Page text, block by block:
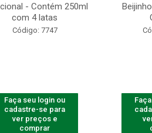
- Contém 250ml
com 4 latas
Código: 7747
Faça seu login ou
cadastre-se para
ver preços e
comprar